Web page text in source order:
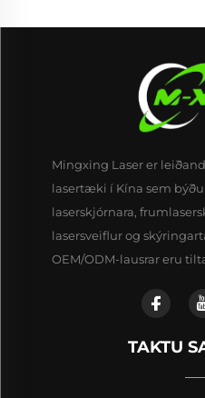
Mingxing Laser er
lasertæki í Kína sem
laserskjórnara,
lasersveiflur og
OEM/ODM-lausrar eru
TAKTU